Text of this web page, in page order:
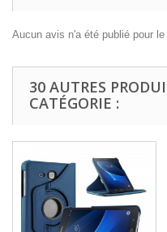
Aucun avis n'a été publié pour
30 AUTRES
CATÉGORIE :